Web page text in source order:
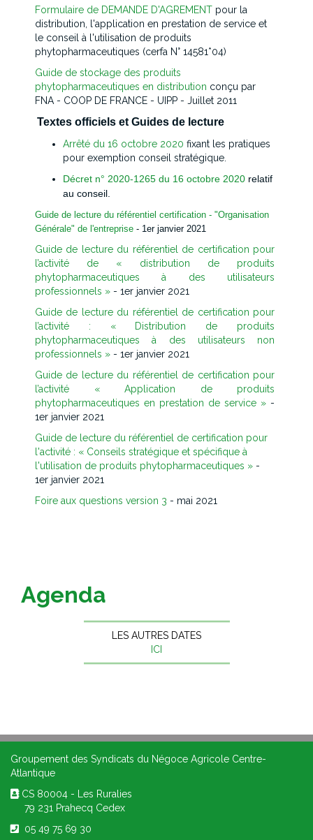
Formulaire de DEMANDE D'AGREMENT pour la
distribution, l'application en prestation de service et
le conseil à l'utilisation de produits
phytopharmaceutiques (cerfa N° 14581*04)
Guide de stockage des produits
phytopharmaceutiques en distribution conçu par
FNA - COOP DE FRANCE - UIPP - Juillet 2011
Textes officiels et Guides de lecture
Arrêté du 16 octobre 2020 fixant les pratiques
pour exemption conseil stratégique.
Décret n° 2020-1265 du 16 octobre 2020 relatif
au conseil.
Guide de lecture du référentiel certification - "Organisation
Générale" de l'entreprise - 1er janvier 2021
Guide de lecture du référentiel de certification pour
l’activité de « distribution de produits
phytopharmaceutiques à des utilisateurs
professionnels » - 1er janvier 2021
Guide de lecture du référentiel de certification pour
l’activité : « Distribution de produits
phytopharmaceutiques à des utilisateurs non
professionnels » - 1er janvier 2021
Guide de lecture du référentiel de certification pour
l’activité « Application de produits
phytopharmaceutiques en prestation de service » -
1er janvier 2021
Guide de lecture du référentiel de certification pour
l'activité : « Conseils stratégique et spécifique à
l'utilisation de produits phytopharmaceutiques » -
1er janvier 2021
Foire aux questions version 3 - mai 2021
Agenda
LES AUTRES DATES
ICI
Groupement des Syndicats du Négoce Agricole Centre-
Atlantique
CS 80004 - Les Ruralies
79 231 Prahecq Cedex
05 49 75 69 30